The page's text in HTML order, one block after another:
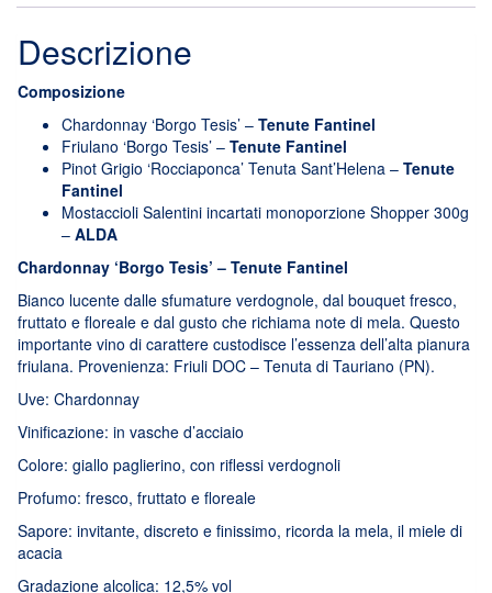
Descrizione
Composizione
Chardonnay ‘Borgo Tesis’ – Tenute Fantinel
Friulano ‘Borgo Tesis’ – Tenute Fantinel
Pinot Grigio ‘Rocciaponca’ Tenuta Sant’Helena – Tenute
Fantinel
Mostaccioli Salentini incartati monoporzione Shopper 300g
– ALDA
Chardonnay ‘Borgo Tesis’ – Tenute Fantinel
Bianco lucente dalle sfumature verdognole, dal bouquet fresco,
fruttato e floreale e dal gusto che richiama note di mela. Questo
importante vino di carattere custodisce l’essenza dell’alta pianura
friulana. Provenienza: Friuli DOC – Tenuta di Tauriano (PN).
Uve: Chardonnay
Vinificazione: in vasche d’acciaio
Colore: giallo paglierino, con riflessi verdognoli
Profumo: fresco, fruttato e floreale
Sapore: invitante, discreto e finissimo, ricorda la mela, il miele di
acacia
Gradazione alcolica: 12,5% vol